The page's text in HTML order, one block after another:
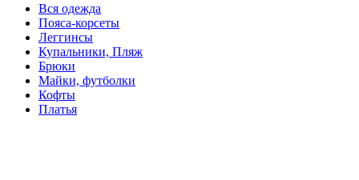
Вся одежда
Пояса-корсеты
Леггинсы
Купальники, Пляж
Брюки
Майки, футболки
Кофты
Платья